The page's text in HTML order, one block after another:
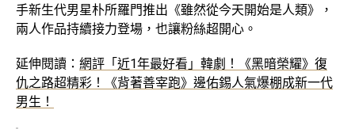
手新生代男星朴所羅門推出《雖然從今天開始是人類》，
兩人作品持續接力登場，也讓粉絲超開心。
延伸閱讀： 網評「近1年最好看」韓劇！《黑暗榮耀》復
仇之路超精彩！《背著善宰跑》邊佑錫人氣爆棚成新一代
男生！